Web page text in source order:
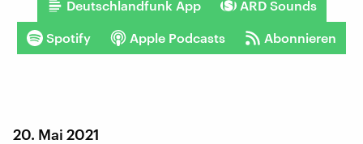
Deutschlandfunk App ARD Sounds
Spotify Apple Podcasts Abonnieren
20. Mai 2021